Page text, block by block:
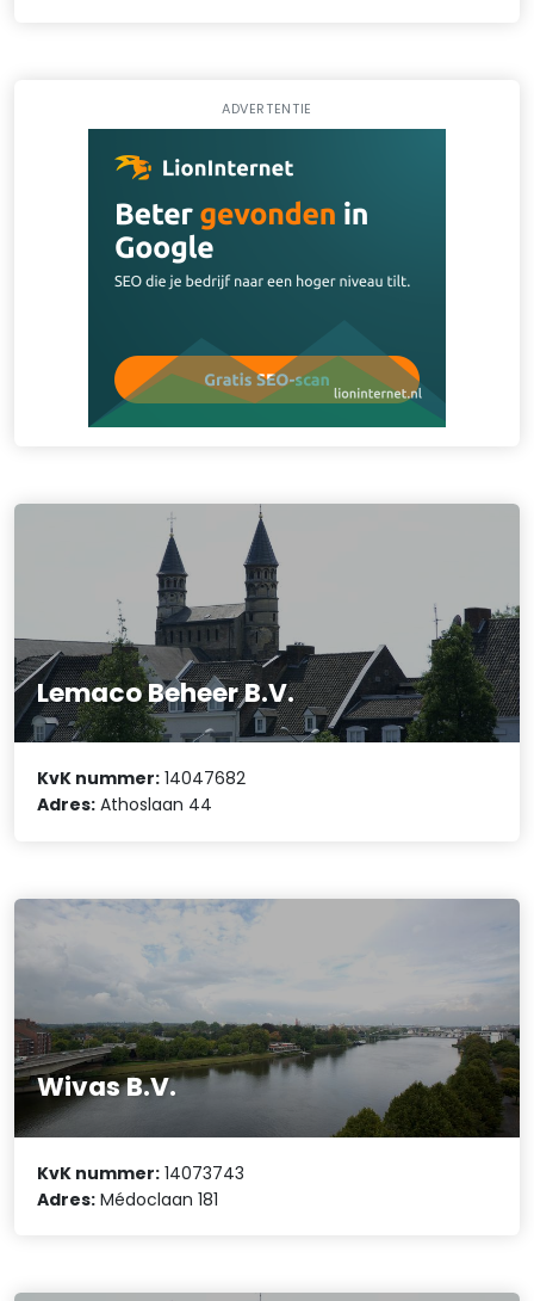
ADVERTENTIE
Lemaco Beheer B.V.
KvK nummer: 14047682
Adres: Athoslaan 44
Wivas B.V.
KvK nummer: 14073743
Adres: Médoclaan 181